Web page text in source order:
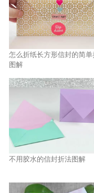
怎么折纸长方形信封的简单
图解
不用胶水的信封折法图解